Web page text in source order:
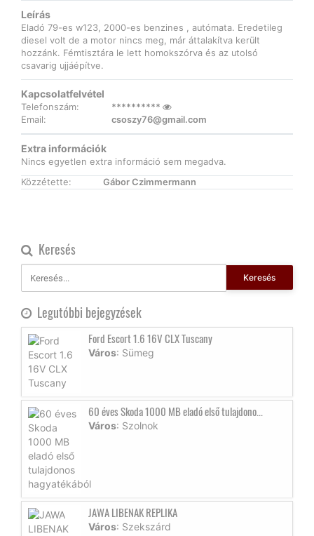
Leírás
Eladó 79-es w123, 2000-es benzines , autómata. Eredetileg
diesel volt de a motor nincs meg, már áttalakítva került
hozzánk. Fémtisztára le lett homokszórva és az utolsó
csavarig ujjáépítve.
Kapcsolatfelvétel
Telefonszám:
**********
Email:
csoszy76@gmail.com
Extra információk
Nincs egyetlen extra információ sem megadva.
Közzétette:
Gábor Czimmermann
Keresés
Keresés
Legutóbbi bejegyzések
Ford Escort 1.6 16V CLX Tuscany
Város: Sümeg
60 éves Skoda 1000 MB eladó első tulajdono...
Város: Szolnok
JAWA LIBENAK REPLIKA
Város: Szekszárd